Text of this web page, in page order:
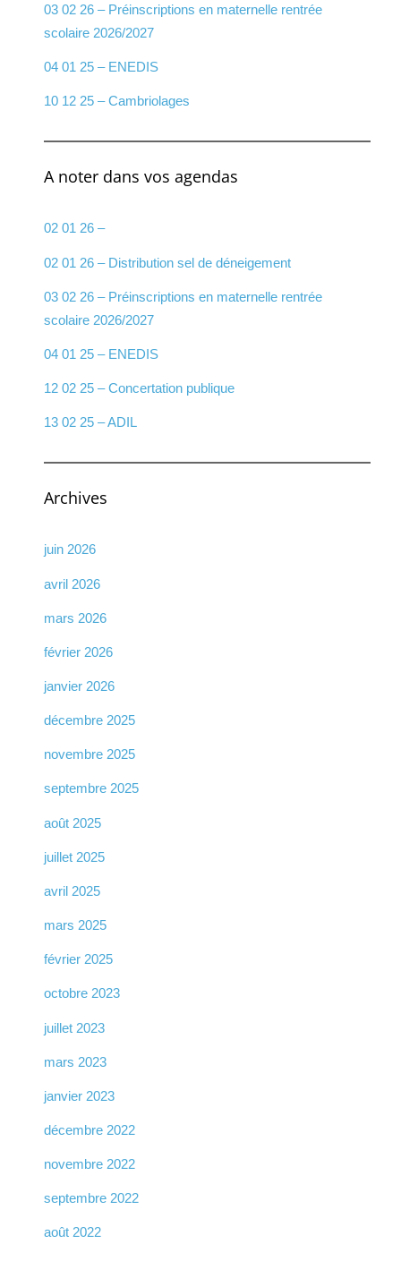
03 02 26 – Préinscriptions en maternelle rentrée
scolaire 2026/2027
04 01 25 – ENEDIS
10 12 25 – Cambriolages
A noter dans vos agendas
02 01 26 –
02 01 26 – Distribution sel de déneigement
03 02 26 – Préinscriptions en maternelle rentrée
scolaire 2026/2027
04 01 25 – ENEDIS
12 02 25 – Concertation publique
13 02 25 – ADIL
Archives
juin 2026
avril 2026
mars 2026
février 2026
janvier 2026
décembre 2025
novembre 2025
septembre 2025
août 2025
juillet 2025
avril 2025
mars 2025
février 2025
octobre 2023
juillet 2023
mars 2023
janvier 2023
décembre 2022
novembre 2022
septembre 2022
août 2022